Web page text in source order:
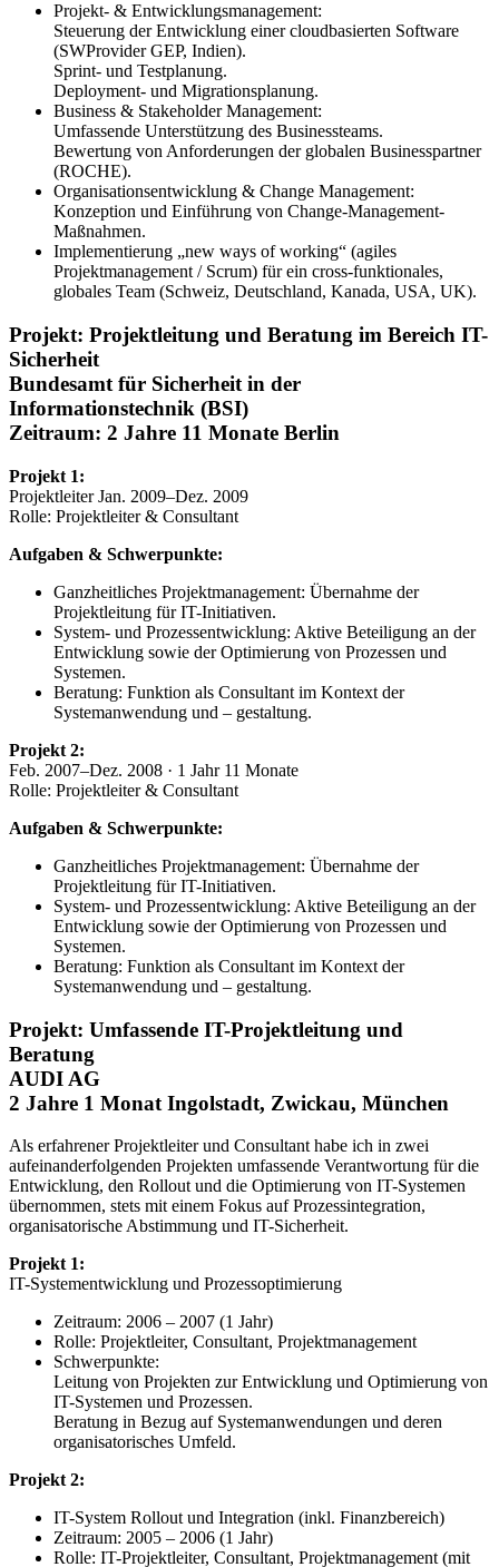
Projekt- & Entwicklungsmanagement:
Steuerung der Entwicklung einer cloudbasierten Software
(SWProvider GEP, Indien).
Sprint- und Testplanung.
Deployment- und Migrationsplanung.
Business & Stakeholder Management:
Umfassende Unterstützung des Businessteams.
Bewertung von Anforderungen der globalen Businesspartner
(ROCHE).
Organisationsentwicklung & Change Management:
Konzeption und Einführung von Change-Management-
Maßnahmen.
Implementierung „new ways of working“ (agiles
Projektmanagement / Scrum) für ein cross-funktionales,
globales Team (Schweiz, Deutschland, Kanada, USA, UK).
Projekt: Projektleitung und Beratung im Bereich IT-
Sicherheit
Bundesamt für Sicherheit in der
Informationstechnik (BSI)
Zeitraum: 2 Jahre 11 Monate Berlin
Projekt 1:
Projektleiter Jan. 2009–Dez. 2009
Rolle: Projektleiter & Consultant
Aufgaben & Schwerpunkte:
Ganzheitliches Projektmanagement: Übernahme der
Projektleitung für IT-Initiativen.
System- und Prozessentwicklung: Aktive Beteiligung an der
Entwicklung sowie der Optimierung von Prozessen und
Systemen.
Beratung: Funktion als Consultant im Kontext der
Systemanwendung und – gestaltung.
Projekt 2:
Feb. 2007–Dez. 2008 · 1 Jahr 11 Monate
Rolle: Projektleiter & Consultant
Aufgaben & Schwerpunkte:
Ganzheitliches Projektmanagement: Übernahme der
Projektleitung für IT-Initiativen.
System- und Prozessentwicklung: Aktive Beteiligung an der
Entwicklung sowie der Optimierung von Prozessen und
Systemen.
Beratung: Funktion als Consultant im Kontext der
Systemanwendung und – gestaltung.
Projekt: Umfassende IT-Projektleitung und
Beratung
AUDI AG
2 Jahre 1 Monat Ingolstadt, Zwickau, München
Als erfahrener Projektleiter und Consultant habe ich in zwei
aufeinanderfolgenden Projekten umfassende Verantwortung für die
Entwicklung, den Rollout und die Optimierung von IT-Systemen
übernommen, stets mit einem Fokus auf Prozessintegration,
organisatorische Abstimmung und IT-Sicherheit.
Projekt 1:
IT-Systementwicklung und Prozessoptimierung
Zeitraum: 2006 – 2007 (1 Jahr)
Rolle: Projektleiter, Consultant, Projektmanagement
Schwerpunkte:
Leitung von Projekten zur Entwicklung und Optimierung von
IT-Systemen und Prozessen.
Beratung in Bezug auf Systemanwendungen und deren
organisatorisches Umfeld.
Projekt 2:
IT-System Rollout und Integration (inkl. Finanzbereich)
Zeitraum: 2005 – 2006 (1 Jahr)
Rolle: IT-Projektleiter, Consultant, Projektmanagement (mit